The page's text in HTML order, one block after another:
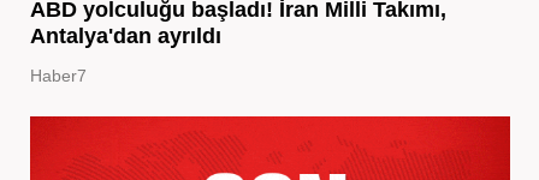
ABD yolculuğu başladı! İran Milli Takımı,
Antalya'dan ayrıldı
Haber7